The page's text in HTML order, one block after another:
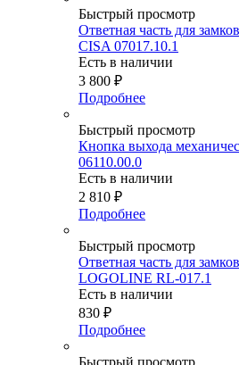
Быстрый просмотр
Ответная часть для
CISA 07017.10.1
Есть в наличии
3 800 ₽
Подробнее
Быстрый просмотр
Кнопка выхода
06110.00.0
Есть в наличии
2 810 ₽
Подробнее
Быстрый просмотр
Ответная часть для
LOGOLINE RL-017.1
Есть в наличии
830 ₽
Подробнее